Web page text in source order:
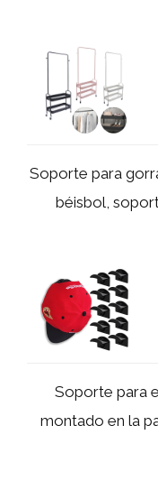
Soporte para
béisbol,
Soporte para
montado en la